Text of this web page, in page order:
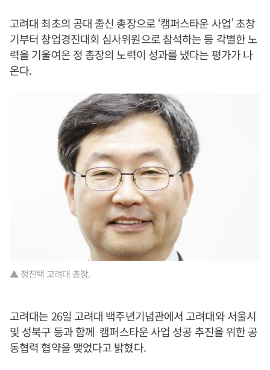
고려대 최초의 공대 출신 총장으로 ‘캠퍼스타운 사업’ 초창
기부터 창업경진대회 심사위원으로 참석하는 등 각별한 노
력을 기울여온 정 총장의 노력이 성과를 냈다는 평가가 나
온다.
▲ 정진택 고려대 총장.
고려대는 26일 고려대 백주년기념관에서 고려대와 서울시
및 성북구 등과 함께 캠퍼스타운 사업 성공 추진을 위한 공
동협력 협약을 맺었다고 밝혔다.